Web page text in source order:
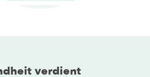
verdient